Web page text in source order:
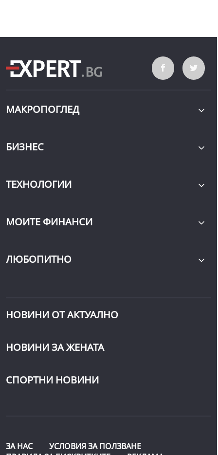
МАКРОПОГЛЕД
БИЗНЕС
ТЕХНОЛОГИИ
МОИТЕ ФИНАНСИ
ЛЮБОПИТНО
НОВИНИ ОТ АКТУАЛНО
НОВИНИ ЗА ЖЕНАТА
СПОРТНИ НОВИНИ
ЗА НАС
УСЛОВИЯ ЗА ПОЛЗВАНЕ